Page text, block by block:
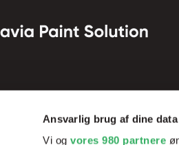
Ansvarlig brug af dine data
Vi ogvores 980 partnere